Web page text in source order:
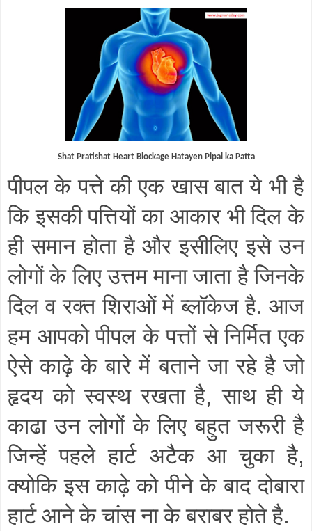
Shat Pratishat Heart Blockage Hatayen Pipal ka Patta
पीपल के पत्ते की एक खास बात ये भी है
कि इसकी पत्तियों का आकार भी दिल के
ही समान होता है और इसीलिए इसे उन
लोगों के लिए उत्तम माना जाता है जिनके
दिल व रक्त शिराओं में ब्लॉकेज है. आज
हम आपको पीपल के पत्तों से निर्मित एक
ऐसे काढ़े के बारे में बताने जा रहे है जो
हृदय को स्वस्थ रखता है,साथ ही ये
काढा उन लोगों के लिए बहुत जरूरी है
जिन्हें पहले हार्ट अटैक आ चुका है,
क्योकि इस काढ़े को पीने के बाद दोबारा
हार्ट आने के चांस ना के बराबर होते है.